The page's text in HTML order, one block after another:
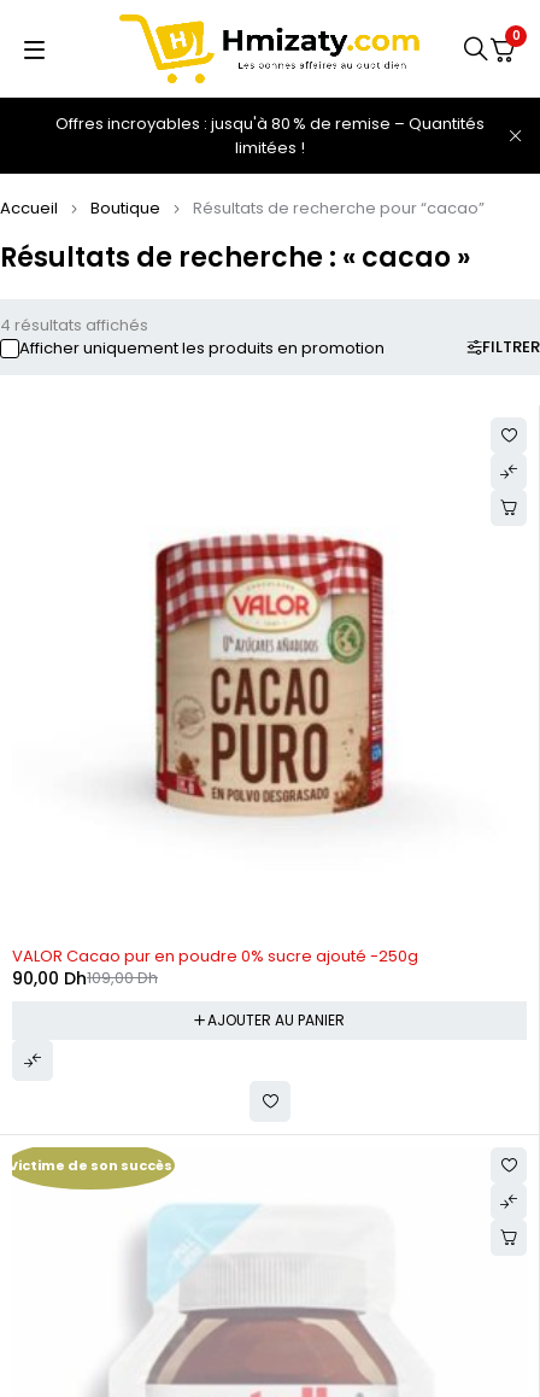
Offres incroyables : jusqu'à 80 % de remise – Quantités
limitées !
0
Résultats de recherche : « cacao »
Accueil Boutique Résultats de recherche pour “cacao”
FILTRER
4 résultats affichés
Afficher uniquement les produits en promotion
-17%
VALOR Cacao pur en poudre 0% sucre ajouté -250g
109,00Dh
90,00 Dh
AJOUTER AU PANIER
Victime de son succès